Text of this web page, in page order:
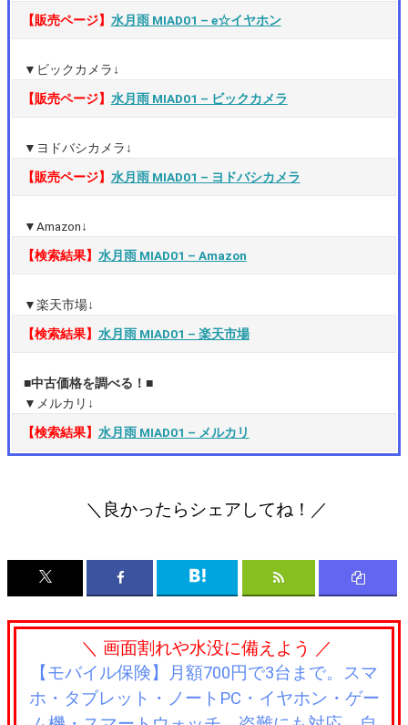
【販売ページ】 水月雨 MIAD01 – e☆イヤホン
▼ビックカメラ↓
【販売ページ】 水月雨 MIAD01 – ビックカメラ
▼ヨドバシカメラ↓
【販売ページ】 水月雨 MIAD01 – ヨドバシカメラ
▼Amazon↓
【検索結果】 水月雨 MIAD01 – Amazon
▼楽天市場↓
【検索結果】 水月雨 MIAD01 – 楽天市場
■中古価格を調べる！■
▼メルカリ↓
【検索結果】 水月雨 MIAD01 – メルカリ
＼良かったらシェアしてね！／
＼ 画面割れや水没に備えよう ／
【モバイル保険】月額700円で3台まで。スマ
ホ・タブレット・ノートPC・イヤホン・ゲー